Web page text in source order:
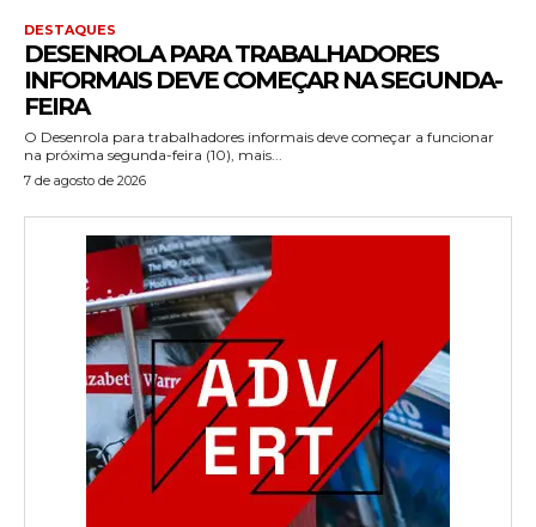
DESTAQUES
DESENROLA PARA TRABALHADORES
INFORMAIS DEVE COMEÇAR NA SEGUNDA-
FEIRA
O Desenrola para trabalhadores informais deve começar a funcionar
na próxima segunda-feira (10), mais...
7 de agosto de 2026